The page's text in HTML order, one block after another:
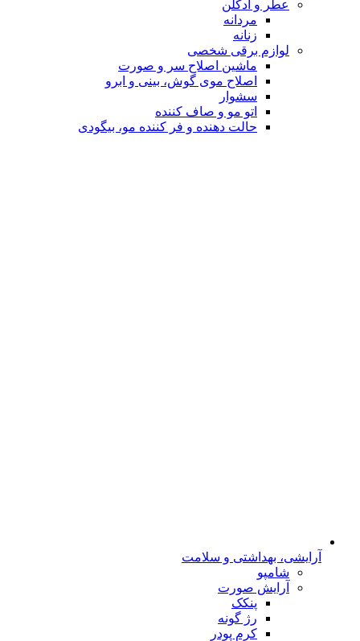
عطر و ادکلن
مردانه
زنانه
لوازم برقی شخصی
ماشین اصلاح سر و صورت
اصلاح موی گوش، بینی و ابرو
سشوار
اتو مو و صاف کننده
حالت دهنده و فر کننده مو، بیگودی
آرایشی، بهداشتی و سلامت
شامپو
آرایش صورت
پنکک
رژ گونه
کرم پودر